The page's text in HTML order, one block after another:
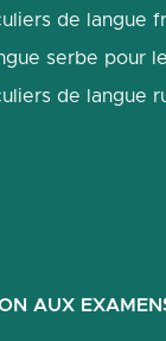
de langue
serbe pour
de langue
AUX